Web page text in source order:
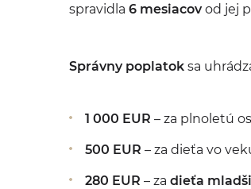
spravidla 6 mesiacovod jej
Správny poplatok sa
1 000 EUR – za plnoletú
500 EUR – za dieťa vo
280 EUR – za dieťa